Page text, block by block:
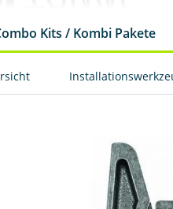
Kits / Kombi Pakete